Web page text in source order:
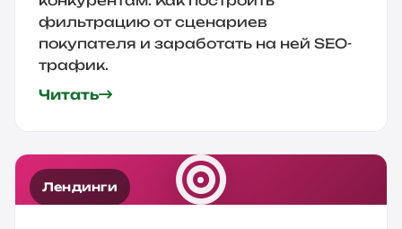
фильтрацию от сценариев
покупателя и заработать на ней SEO-
трафик.
Читать
Лендинги